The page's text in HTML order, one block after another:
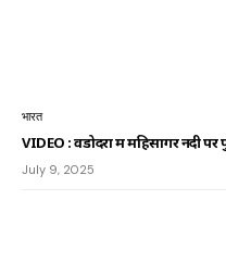
भारत
VIDEO : वडोदरा में महिसागर नदी
July 9, 2025